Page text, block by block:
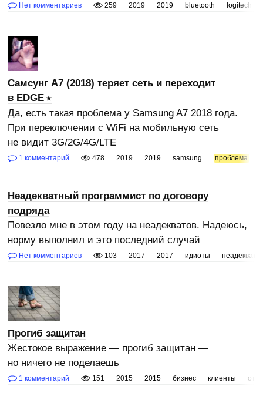
Нет комментариев 259 2019 2019 bluetooth logitech
Самсунг A7 (2018) теряет сеть и переходит
в EDGE
Да, есть такая проблема у Samsung A7 2018 года.
При переключении с WiFi на мобильную сеть
не видит 3G/2G/4G/LTE
1 комментарий 478 2019 2019 samsung проблема
Неадекватный программист по договору
подряда
Повезло мне в этом году на неадекватов. Надеюсь,
норму выполнил и это последний случай
Нет комментариев 103 2017 2017 идиоты неадекват
Прогиб защитан
Жестокое выражение — прогиб защитан —
но ничего не поделаешь
1 комментарий 151 2015 2015 бизнес клиенты